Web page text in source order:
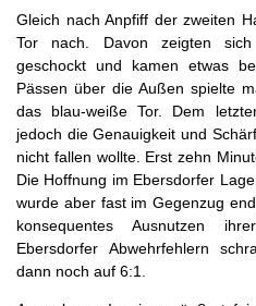
Gleich nach Anpfiff der zweiten
Tor nach. Davon zeigten
geschockt und kamen etwas
Pässen über die Außen spielte
das blau-weiße Tor. Dem
jedoch die Genauigkeit und
nicht fallen wollte. Erst zehn
Die Hoffnung im Ebersdorfer
wurde aber fast im Gegenzug
konsequentes Ausnutzen
Ebersdorfer Abwehrfehlern
dann noch auf 6:1.